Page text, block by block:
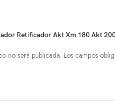
Retificador Akt Xm 180 Akt
no será publicada. Los campos